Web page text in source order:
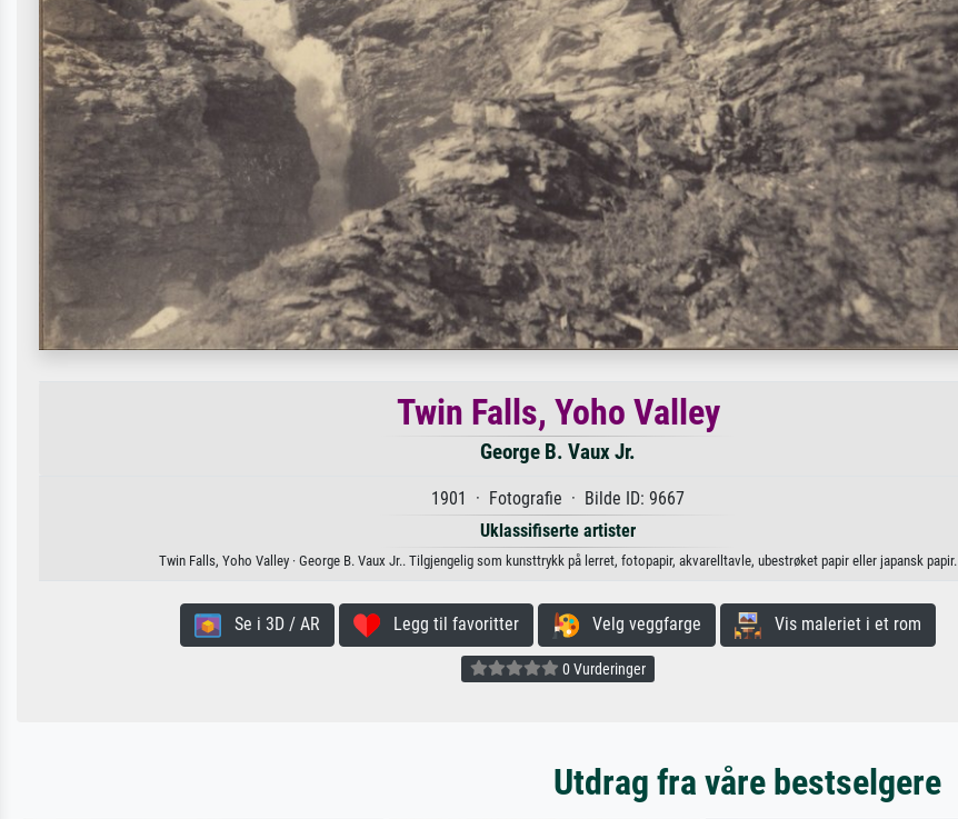
Twin Falls, Yoho Valley
George B. Vaux Jr.
1901 · Fotografie · Bilde ID: 9667
Uklassifiserte artister
Twin Falls, Yoho Valley · George B. Vaux Jr.. Tilgjengelig som kunsttrykk på lerret, fotopapir, akvarelltavle, ubestrøket papir eller japansk papir.
Se i 3D / AR Legg til favoritter Velg veggfarge Vis maleriet i et rom
0 Vurderinger
Utdrag fra våre bestselgere